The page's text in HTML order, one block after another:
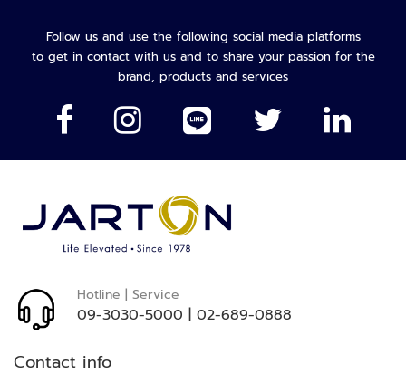
ด
ร
อุ
เ
ส
ริ
ที่
ด
จดหมาย
ข่าว
Follow us and use the following social media platforms
to get in contact with us and to share your passion for the
brand, products and services
Hotline | Service
09-3030-5000 | 02-689-0888
Contact info